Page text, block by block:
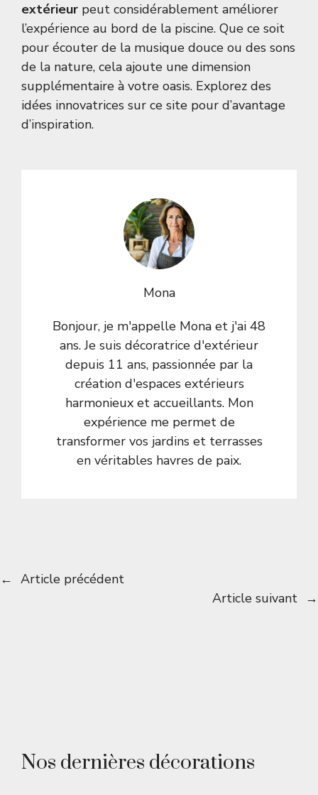
extérieur peut considérablement améliorer
l’expérience au bord de la piscine. Que ce soit
pour écouter de la musique douce ou des sons
de la nature, cela ajoute une dimension
supplémentaire à votre oasis. Explorez des
idées innovatrices sur ce site pour d’avantage
d’inspiration.
Mona
Bonjour, je m'appelle Mona et j'ai 48
ans. Je suis décoratrice d'extérieur
depuis 11 ans, passionnée par la
création d'espaces extérieurs
harmonieux et accueillants. Mon
expérience me permet de
transformer vos jardins et terrasses
en véritables havres de paix.
← Article précédent
Article suivant →
Nos dernières décorations